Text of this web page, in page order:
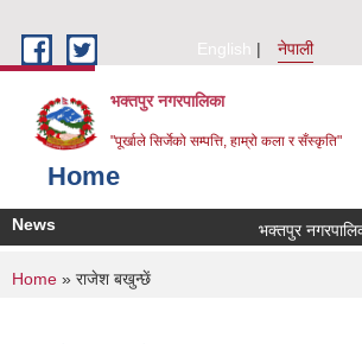
English
नेपाली
भक्तपुर नगरपालिका
"पूर्खाले सिर्जेको सम्पत्ति, हाम्रो कला र सँस्कृति"
Home
News भक्तपुर
You are here
Home » राजेश बखुन्छें